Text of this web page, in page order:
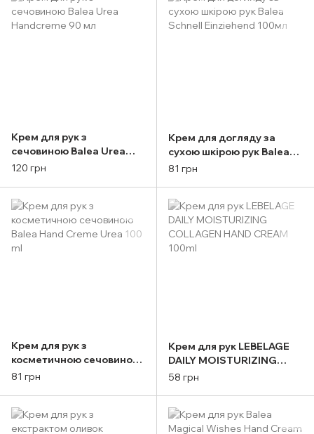
Крем для рук з
сечовиною Balea Urea
Handcreme 90 мл
120 грн
Крем для догляду за
сухою шкірою рук Balea
Schnell Einziehend 100мл
81 грн
Крем для рук з
косметичною сечовиною
Balea Hand Creme Urea
81 грн
Крем для рук LEBELAGE
DAILY MOISTURIZING
COLLAGEN HAND CREAM
58 грн